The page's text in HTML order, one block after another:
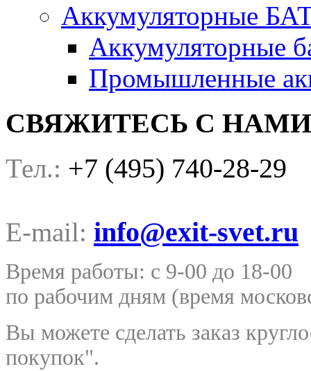
Аккумуляторные
Аккумуляторные
Промышленные
СВЯЖИТЕСЬ С НАМИ
Тел.: +7 (495) 740-28-29
E-mail: info@exit-svet.ru
Время работы: с 9-00 до 18-00
по рабочим дням (время
Вы можете сделать заказ
покупок".